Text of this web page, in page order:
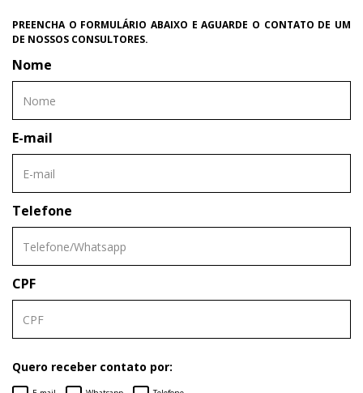
PREENCHA O FORMULÁRIO ABAIXO E AGUARDE O CONTATO DE UM
DE NOSSOS CONSULTORES.
Nome
E-mail
Telefone
CPF
Quero receber contato por: